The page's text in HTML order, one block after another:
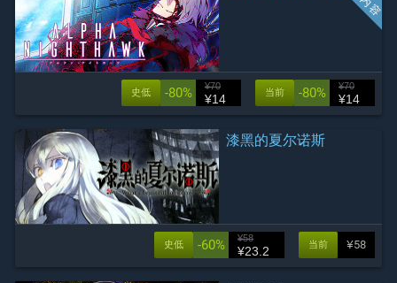
-80% ¥70
¥14
当前
-80% ¥70
¥14
史低
漆黑的夏尔诺斯
¥58
当前
-60% ¥58
¥23.2
史低